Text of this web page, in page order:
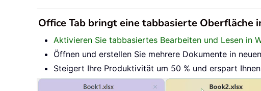
Office Tab bringt eine tabbasierte Oberfläche
Aktivieren Sie tabbasiertes Bearbeiten und Lesen in
Öffnen und erstellen Sie mehrere Dokumente in
Steigert Ihre Produktivität um 50 % und erspart